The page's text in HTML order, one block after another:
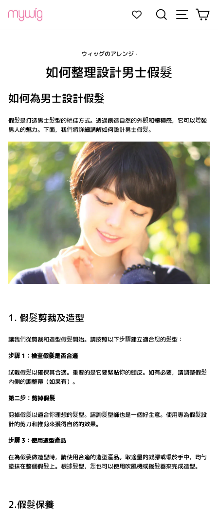
搜尋 網站導航大
ウィッグのアレンジ·
如何整理設計男士假髮
如何為男士設計假髮
假髮是打造男士髮型的絕佳方式。透過創造自然的外觀和體積感，它可以增強
男人的魅力。下面，我們將詳細講解如何設計男士假髮。
1. 假髮剪裁及造型
讓我們從剪裁和造型假髮開始。請按照以下步驟建立適合您的髮型：
步驟 1：檢查假髮是否合適
試戴假髮以確保其合適。重要的是它要緊貼你的頭皮。如有必要，請調整假髮
內側的調整帶（如果有）。
第二步：剪掉假髮
剪掉假髮以適合你理想的髮型。諮詢髮型師也是一個好主意。使用專為假髮設
計的剪刀和推剪來獲得自然的效果。
步驟 3：使用造型產品
在為假髮做造型時，請使用合適的造型產品。取適量的凝膠或蠟於手中，均勻
塗抹在整個假髮上。根據髮型，您也可以使用吹風機或捲髮器來完成造型。
2.假髮保養